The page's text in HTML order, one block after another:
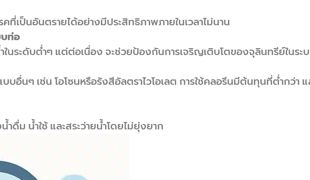
คที่เป็นอันตรายได้อย่างมีประสิทธิภาพภายในเวลาไม่นาน
บท่อ
นระดับต่ำๆ แต่ต่อเนื่อง จะช่วยป้องกันการเจริญเติบโตของจุลินทรีย์ในระ
บบอื่นๆ เช่น โอโซนหรือรังสีอัลตราไวโอเลต การใช้คลอรีนมีต้นทุนที่ต่ำกว่า
ดื่ม น้ำใช้ และสระว่ายน้ำโดยไม่ยุ่งยาก